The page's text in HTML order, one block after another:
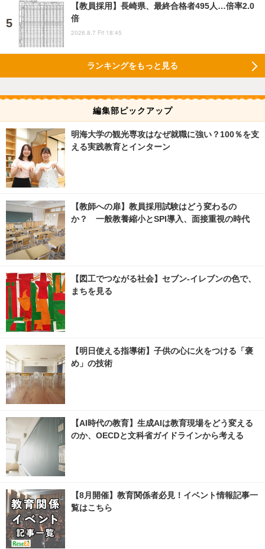
【教員採用】長崎県、最終合格者495人…倍率2.0
倍
2026.8.7 Fri 18:45
ランキングをもっと見る
編集部ピックアップ
明海大学の観光専攻はなぜ就職に強い？100％を支
える実践教育とインターン
【教師への扉】教員採用試験はどう変わるの
か？ 一般教養縮小とSPI導入、面接重視の時代
【図工でつながる社会】セブン‐イレブンの色で、
まちを見る
【明日使える指導術】子供の心に火をつける「褒
め」の技術
【AI時代の教育】生成AIは教育現場をどう変える
のか、OECDと文科省ガイドラインから考える
【8月開催】教育関係者必見！イベント情報記事一
覧はこちら